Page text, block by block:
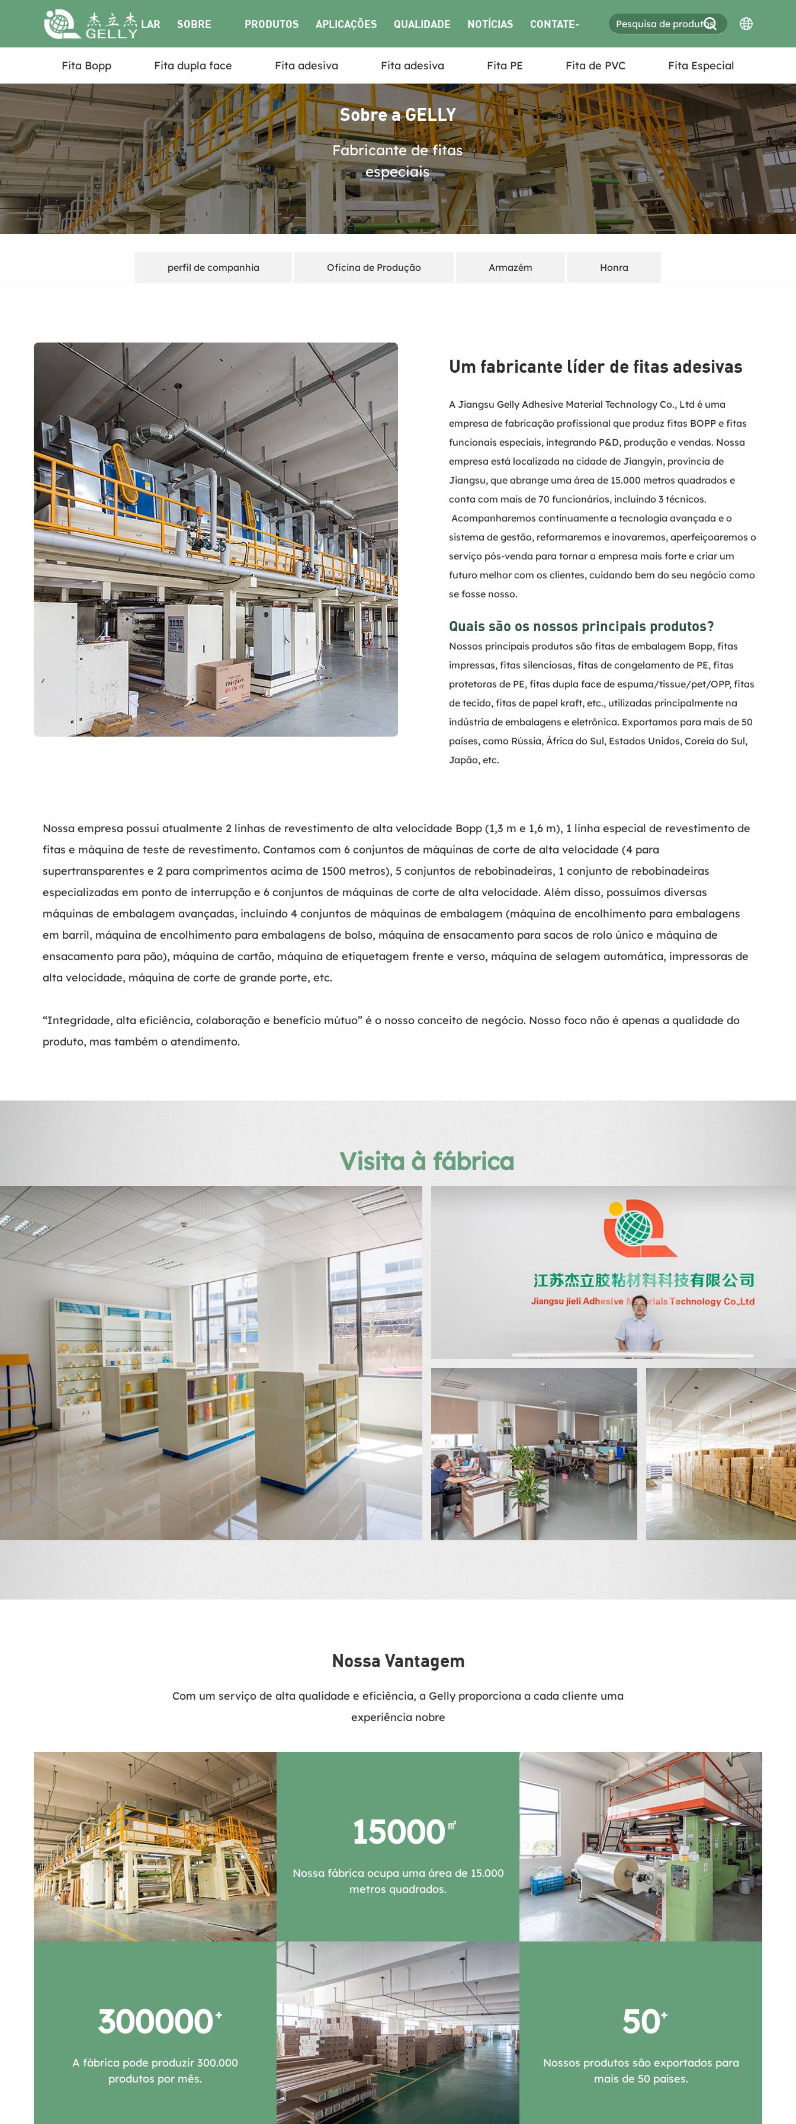
LAR SOBRE
NÓS
PRODUTOS APLICAÇÕES QUALIDADE NOTÍCIAS CONTATE-
Fita Bopp Fita dupla face Fita adesiva Fita adesiva Fita PE Fita de PVC Fita Especial
Sobre a GELLY
Fabricante de fitas
especiais
perfil de companhia Oficina de Produção Armazém Honra
Um fabricante líder de fitas adesivas
A Jiangsu Gelly Adhesive Material Technology Co., Ltd é uma
empresa de fabricação profissional que produz fitas BOPP e fitas
funcionais especiais, integrando P&D, produção e vendas. Nossa
empresa está localizada na cidade de Jiangyin, província de
Jiangsu, que abrange uma área de 15.000 metros quadrados e
conta com mais de 70 funcionários, incluindo 3 técnicos.
sistema de gestão, reformaremos e inovaremos, aperfeiçoaremos o
serviço pós-venda para tornar a empresa mais forte e criar um
futuro melhor com os clientes, cuidando bem do seu negócio como
se fosse nosso.
Quais são os nossos principais produtos?
Nossos principais produtos são fitas de embalagem Bopp, fitas
impressas, fitas silenciosas, fitas de congelamento de PE, fitas
protetoras de PE, fitas dupla face de espuma/tissue/pet/OPP, fitas
de tecido, fitas de papel kraft, etc., utilizadas principalmente na
indústria de embalagens e eletrônica. Exportamos para mais de 50
países, como Rússia, África do Sul, Estados Unidos, Coreia do Sul,
Japão, etc.
Nossa empresa possui atualmente 2 linhas de revestimento de alta velocidade Bopp (1,3 m e 1,6 m), 1 linha especial de revestimento de
fitas e máquina de teste de revestimento. Contamos com 6 conjuntos de máquinas de corte de alta velocidade (4 para
supertransparentes e 2 para comprimentos acima de 1500 metros), 5 conjuntos de rebobinadeiras, 1 conjunto de rebobinadeiras
especializadas em ponto de interrupção e 6 conjuntos de máquinas de corte de alta velocidade. Além disso, possuímos diversas
máquinas de embalagem avançadas, incluindo 4 conjuntos de máquinas de embalagem (máquina de encolhimento para embalagens
em barril, máquina de encolhimento para embalagens de bolso, máquina de ensacamento para sacos de rolo único e máquina de
ensacamento para pão), máquina de cartão, máquina de etiquetagem frente e verso, máquina de selagem automática, impressoras de
alta velocidade, máquina de corte de grande porte, etc.
“Integridade, alta eficiência, colaboração e benefício mútuo” é o nosso conceito de negócio. Nosso foco não é apenas a qualidade do
produto, mas também o atendimento.
Visita à fábrica
Nossa Vantagem
Com um serviço de alta qualidade e eficiência, a Gelly proporciona a cada cliente uma
experiência nobre
15000
Nossa fábrica ocupa uma área de 15.000
metros quadrados.
300000
A fábrica pode produzir 300.000
produtos por mês.
50
Nossos produtos são exportados para
mais de 50 países.